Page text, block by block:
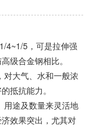
5，可是拉伸强
级合金钢相比。
大气、水和一般浓
抵抗能力。
用途及数量来灵活地
效果突出，尤其对